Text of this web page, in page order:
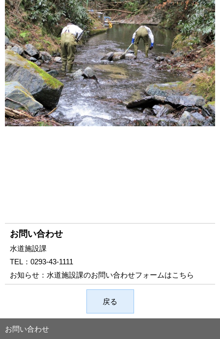
お問い合わせ
水道施設課
TEL： 0293-43-1111
お知らせ： 水道施設課のお問い合わせフォームはこちら
戻る
お問い合わせ